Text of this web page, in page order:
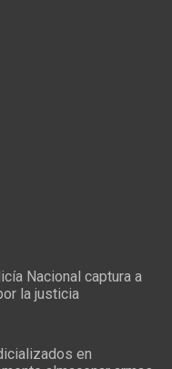
Nacional captura a
la justicia
en